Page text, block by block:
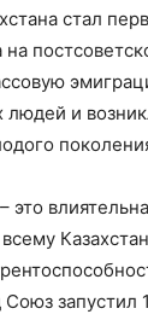
стал
людей и
запустил